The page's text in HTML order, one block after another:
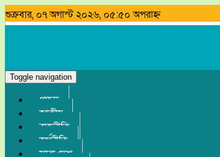
শুক্রবার, ০৭ অগাস্ট ২০২৬, ০৫:৫০ অপরাহ্ন
Toggle navigation
প্রচ্ছদ
জাতীয়
রাজনীতি
অর্থনীতি
সারা দেশ